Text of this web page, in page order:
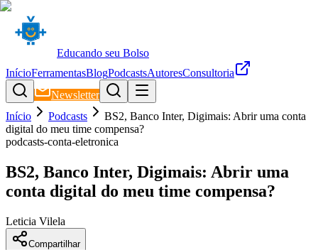
Educando seu Bolso
InícioFerramentasBlogPodcastsAutoresConsultoria
Newsletter
Início
Podcasts
BS2, Banco Inter, Digimais: Abrir uma conta
digital do meu time compensa?
podcasts-conta-eletronica
BS2, Banco Inter, Digimais: Abrir uma
conta digital do meu time compensa?
Leticia Vilela
Compartilhar